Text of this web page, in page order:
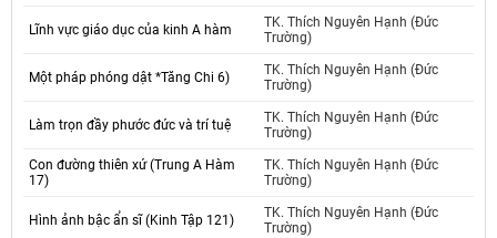
Lĩnh vực giáo dục của kinh A hàm
TK. Thích Nguyên Hạnh (Đức
Trường)
Một pháp phóng dật *Tăng Chi 6)
TK. Thích Nguyên Hạnh (Đức
Trường)
Làm trọn đầy phước đức và trí tuệ
TK. Thích Nguyên Hạnh (Đức
Trường)
Con đường thiên xứ (Trung A Hàm
17)
TK. Thích Nguyên Hạnh (Đức
Trường)
Hình ảnh bậc ẩn sĩ (Kinh Tập 121)
TK. Thích Nguyên Hạnh (Đức
Trường)